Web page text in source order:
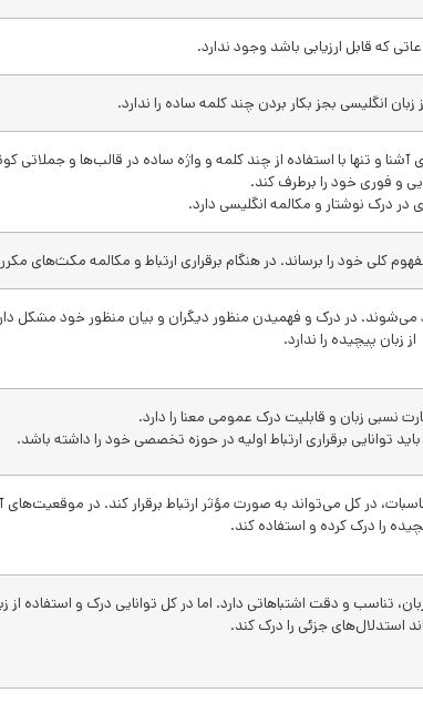
که قابل ارزیابی باشد وجود ندارد.
زبان انگلیسی بجز بکار بردن چند کلمه ساده را ندارد.
و تنها با استفاده از چند کلمه و واژه ساده در قالب‌ها و جملاتی
و فوری خود را برطرف کند.
درک نوشتار و مکالمه انگلیسی دارد.
کلی خود را برساند. در هنگام برقراری ارتباط و مکالمه مکث‌های
می‌شوند. در درک و فهمیدن منظور دیگران و بیان منظور خود مشکل
از زبان پیچیده را ندارد.
نسبی زبان و قابلیت درک عمومی معنا را دارد.
توانایی برقراری ارتباط اولیه در حوزه تخصصی خود را داشته باشد.
در کل می‌تواند به صورت مؤثر ارتباط برقرار کند. در موقعیت‌های
را درک کرده و استفاده کند.
تناسب و دقت اشتباهاتی دارد. اما در کل توانایی درک و استفاده از
استدلال‌های جزئی‌ را درک کند.